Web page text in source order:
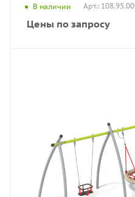
В наличии Арт.: 108.95.00
Цены по запросу